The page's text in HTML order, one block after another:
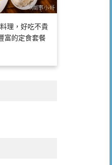
理，好吃不貴
富的定食套餐